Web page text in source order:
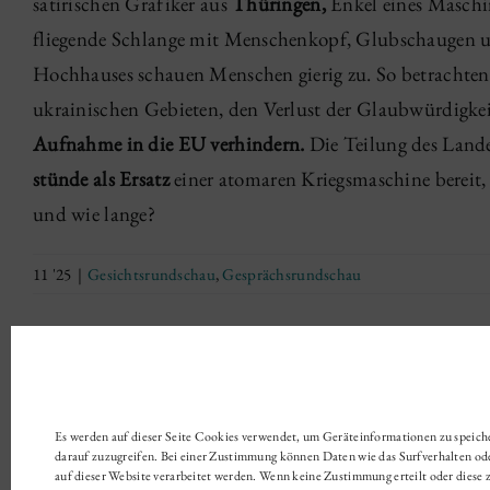
Es werden auf dieser Seite Cookies verwendet, um Geräteinformationen zu
darauf zuzugreifen. Bei einer Zustimmung können Daten wie das Surfverhalten
auf dieser Website verarbeitet werden. Wenn keine Zustimmung erteilt oder diese
fliegende Schlange mit Menschenkopf, Glubschaugen
Hochhauses schauen Menschen gierig zu. So
ukrainischen Gebieten, den Verlust der
Aufnahme in die EU verhindern. Die Teilung des
stünde als Ersatzeiner atomaren Kriegsmaschine
und wie lange?
11 '25 | Gesichtsrundschau, Gesprächsrundschau